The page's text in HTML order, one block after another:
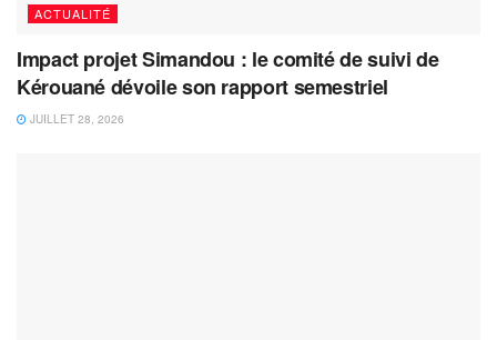
ACTUALITÉ
Impact projet Simandou : le comité de suivi de
Kérouané dévoile son rapport semestriel
JUILLET 28, 2026